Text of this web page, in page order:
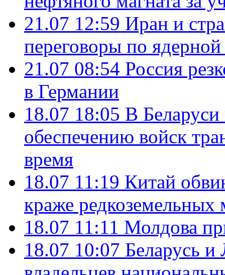
21.07 12:59 Иран и
переговоры по
21.07 08:54 Россия
в Германии
18.07 18:05 В
обеспечению войск
время
18.07 11:19 Китай
краже редкоземельных
18.07 11:11 Молдова
18.07 10:07 Беларусь